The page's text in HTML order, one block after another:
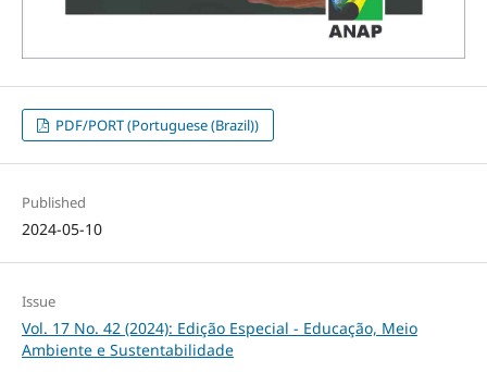
PDF/PORT (Portuguese (Brazil))
Published
2024-05-10
Issue
Vol. 17 No. 42 (2024): Edição Especial - Educação, Meio
Ambiente e Sustentabilidade